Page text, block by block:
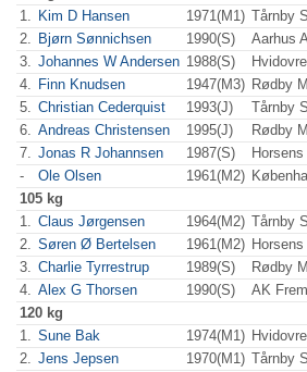
1. Kim D Hansen 1971(M1) Tårnby
2. Bjørn Sønnichsen 1990(S) Aarhus
3. Johannes W Andersen 1988(S)
4. Finn Knudsen 1947(M3) Rødby M
5. Christian Cederquist 1993(J) Tårnby
6. Andreas Christensen 1995(J) Rødby M
7. Jonas R Johannsen 1987(S)
-
Ole Olsen 1961(M2)
105 kg
1. Claus Jørgensen 1964(M2) Tårnby
2. Søren Ø Bertelsen 1961(M2)
3. Charlie Tyrrestrup 1989(S) Rødby M
4. Alex G Thorsen 1990(S) AK Frem
120 kg
1. Sune Bak 1974(M1)
2. Jens Jepsen 1970(M1) Tårnby